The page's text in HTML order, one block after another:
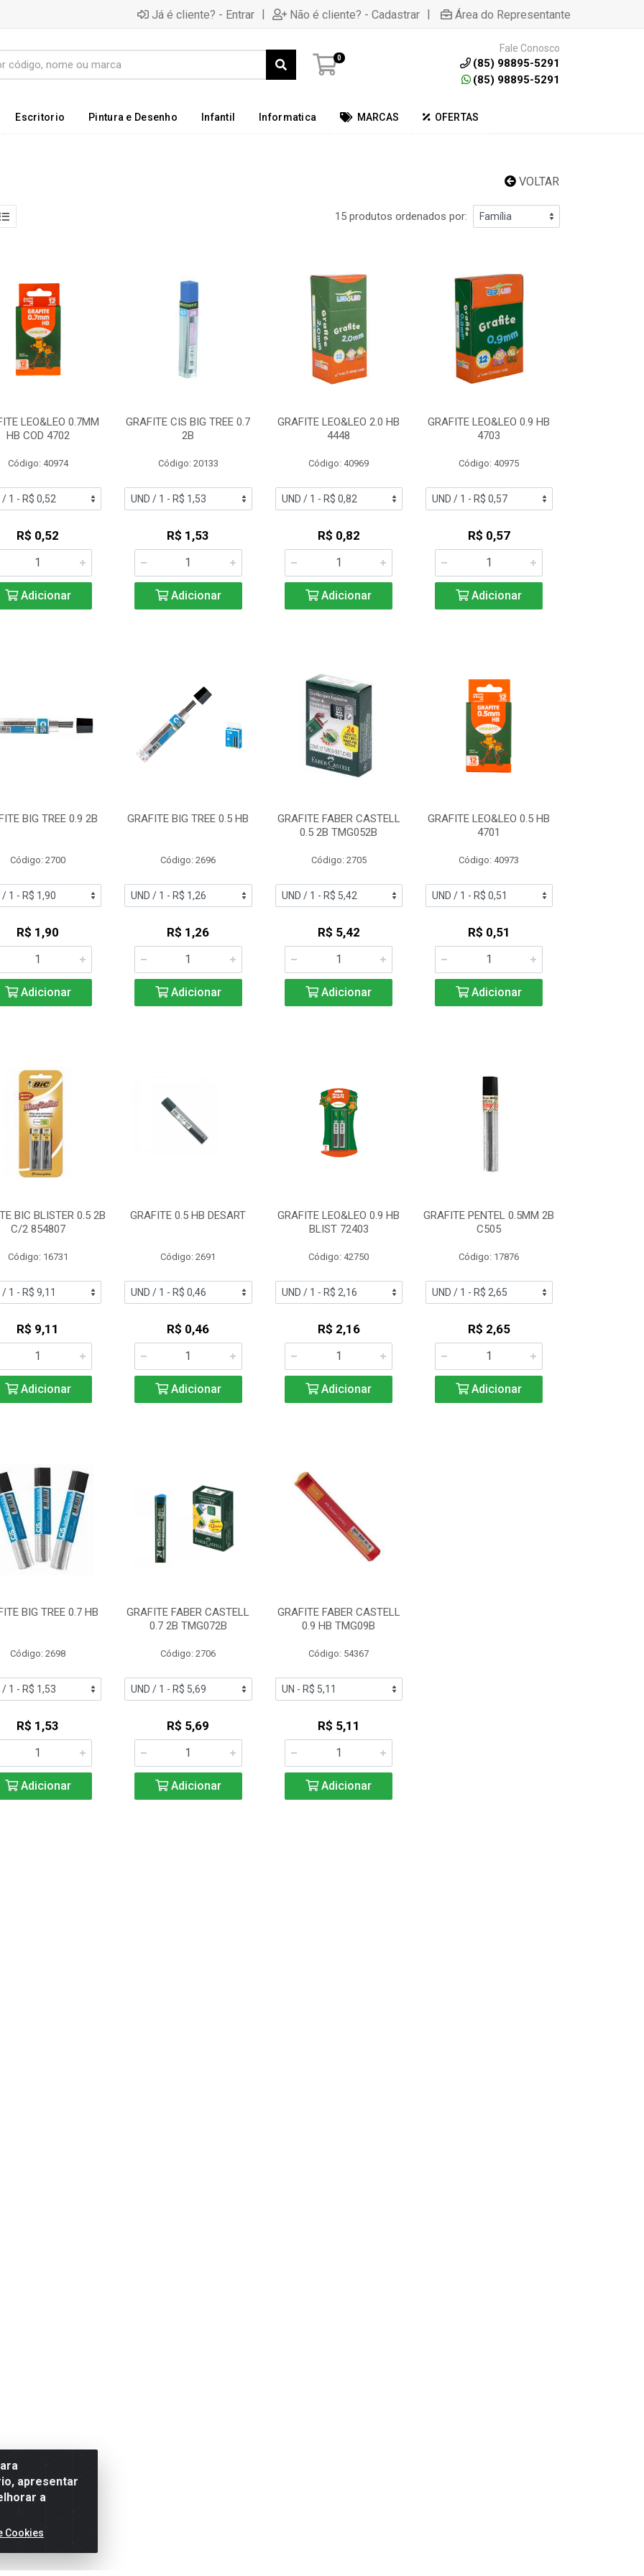
Já é cliente? - Entrar | Não é cliente? - Cadastrar | Área do Representante
0
Fale Conosco
(85) 98895-5291
(85) 98895-5291
Escritorio Pintura e Desenho Infantil Informatica MARCAS OFERTAS
VOLTAR
15 produtos ordenados por:
LEO&LEO 0.7MM
HB COD 4702
Código: 40974
R$ 0,52
Adicionar
GRAFITE CIS BIG TREE 0.7
2B
Código: 20133
R$ 1,53
Adicionar
GRAFITE LEO&LEO 2.0 HB
4448
Código: 40969
R$ 0,82
Adicionar
GRAFITE LEO&LEO 0.9 HB
4703
Código: 40975
R$ 0,57
Adicionar
BIG TREE 0.9 2B
Código: 2700
R$ 1,90
Adicionar
GRAFITE BIG TREE 0.5 HB
Código: 2696
R$ 1,26
Adicionar
GRAFITE FABER CASTELL
0.5 2B TMG052B
Código: 2705
R$ 5,42
Adicionar
GRAFITE LEO&LEO 0.5 HB
4701
Código: 40973
R$ 0,51
Adicionar
BIC BLISTER 0.5 2B
C/2 854807
Código: 16731
R$ 9,11
Adicionar
GRAFITE 0.5 HB DESART
Código: 2691
R$ 0,46
Adicionar
GRAFITE LEO&LEO 0.9 HB
BLIST 72403
Código: 42750
R$ 2,16
Adicionar
GRAFITE PENTEL 0.5MM 2B
C505
Código: 17876
R$ 2,65
Adicionar
BIG TREE 0.7 HB
Código: 2698
R$ 1,53
Adicionar
GRAFITE FABER CASTELL
0.7 2B TMG072B
Código: 2706
R$ 5,69
Adicionar
GRAFITE FABER CASTELL
0.9 HB TMG09B
Código: 54367
R$ 5,11
Adicionar
apresentar
a
Cookies